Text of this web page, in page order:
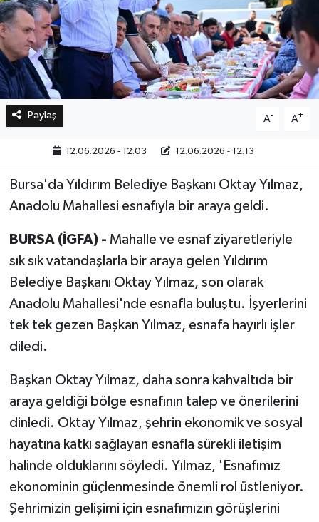
Paylaş A- A+
12.06.2026 - 12:03 12.06.2026 - 12:13
Bursa'da Yıldırım Belediye Başkanı Oktay Yılmaz,
Anadolu Mahallesi esnafıyla bir araya geldi.
BURSA (İGFA) - Mahalle ve esnaf ziyaretleriyle
sık sık vatandaşlarla bir araya gelen Yıldırım
Belediye Başkanı Oktay Yılmaz, son olarak
Anadolu Mahallesi'nde esnafla buluştu. İşyerlerini
tek tek gezen Başkan Yılmaz, esnafa hayırlı işler
diledi.
Başkan Oktay Yılmaz, daha sonra kahvaltıda bir
araya geldiği bölge esnafının talep ve önerilerini
dinledi. Oktay Yılmaz, şehrin ekonomik ve sosyal
hayatına katkı sağlayan esnafla sürekli iletişim
halinde olduklarını söyledi. Yılmaz, 'Esnafımız
ekonominin güçlenmesinde önemli rol üstleniyor.
Şehrimizin gelişimi için esnafımızın görüşlerini